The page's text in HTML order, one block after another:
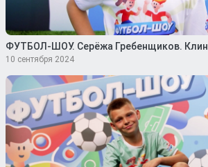
ФУТБОЛ-ШОУ. Серёжа Гребенщиков. Клин
10 сентября 2024